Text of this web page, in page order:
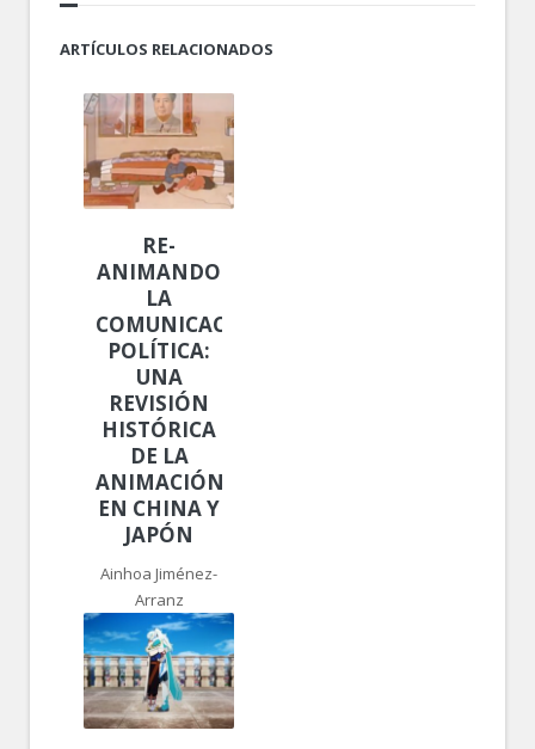
ARTÍCULOS RELACIONADOS
RE-
ANIMANDO
LA
COMUNICACIÓN
POLÍTICA:
UNA
REVISIÓN
HISTÓRICA
DE LA
ANIMACIÓN
EN CHINA Y
JAPÓN
Ainhoa Jiménez-
Arranz